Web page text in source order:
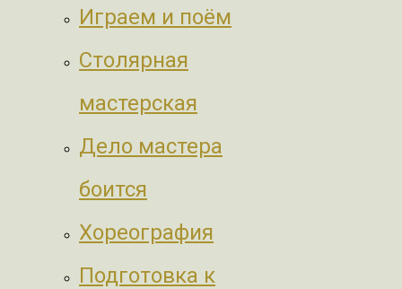
Играем и поём
Столярная
мастерская
Дело мастера
боится
Хореография
Подготовка к